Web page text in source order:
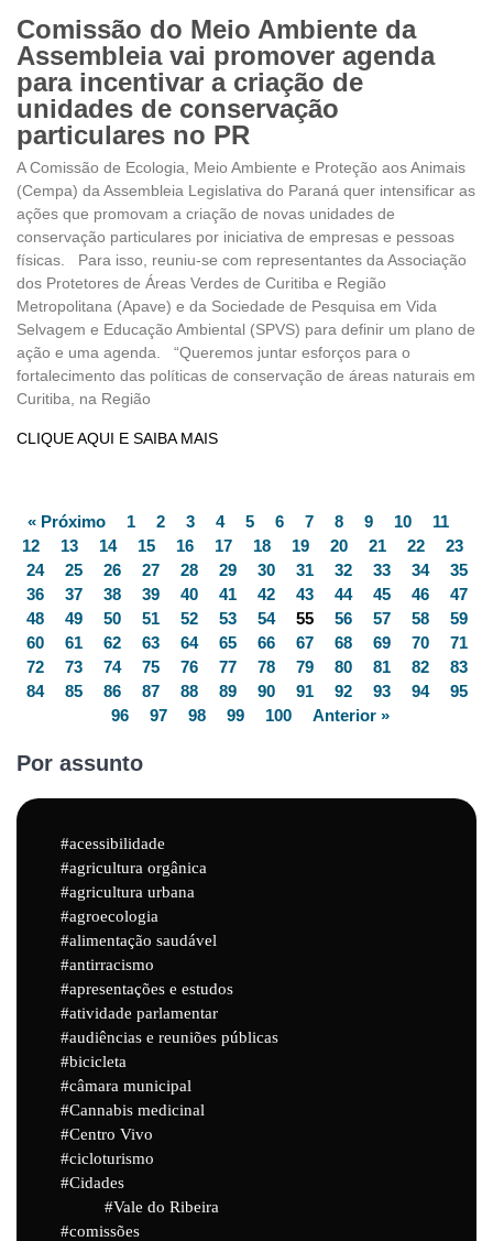
Comissão do Meio Ambiente da
Assembleia vai promover agenda
para incentivar a criação de
unidades de conservação
particulares no PR
A Comissão de Ecologia, Meio Ambiente e Proteção aos Animais
(Cempa) da Assembleia Legislativa do Paraná quer intensificar as
ações que promovam a criação de novas unidades de
conservação particulares por iniciativa de empresas e pessoas
físicas. Para isso, reuniu-se com representantes da Associação
dos Protetores de Áreas Verdes de Curitiba e Região
Metropolitana (Apave) e da Sociedade de Pesquisa em Vida
Selvagem e Educação Ambiental (SPVS) para definir um plano de
ação e uma agenda. “Queremos juntar esforços para o
fortalecimento das políticas de conservação de áreas naturais em
Curitiba, na Região
CLIQUE AQUI E SAIBA MAIS
« Próximo 1 2 3 4 5 6 7 8 9 10
11
12
13 14 15 16 17 18 19 20 21 22
23
24
25 26 27 28 29 30 31 32 33 34
35
36
37 38 39 40 41 42 43 44 45 46
47
48
49 50 51 52 53 54 55 56 57 58
59
60
61 62 63 64 65 66 67 68 69 70
71
72
73 74 75 76 77 78 79 80 81 82
83
84
85 86 87 88 89 90 91 92 93 94
95
96
97 98 99 100 Anterior »
Por assunto
acessibilidade
agricultura orgânica
agricultura urbana
agroecologia
alimentação saudável
antirracismo
apresentações e estudos
atividade parlamentar
audiências e reuniões públicas
bicicleta
câmara municipal
Cannabis medicinal
Centro Vivo
cicloturismo
Cidades
Vale do Ribeira
comissões